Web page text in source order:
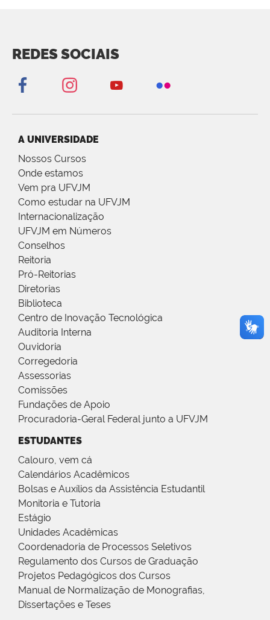
REDES SOCIAIS
A UNIVERSIDADE
Nossos Cursos
Onde estamos
Vem pra UFVJM
Como estudar na UFVJM
Internacionalização
UFVJM em Números
Conselhos
Reitoria
Pró-Reitorias
Diretorias
Biblioteca
Centro de Inovação Tecnológica
Auditoria Interna
Ouvidoria
Corregedoria
Assessorias
Comissões
Fundações de Apoio
Procuradoria-Geral Federal junto a UFVJM
ESTUDANTES
Calouro, vem cá
Calendários Acadêmicos
Bolsas e Auxílios da Assistência Estudantil
Monitoria e Tutoria
Estágio
Unidades Acadêmicas
Coordenadoria de Processos Seletivos
Regulamento dos Cursos de Graduação
Projetos Pedagógicos dos Cursos
Manual de Normalização de Monografias,
Dissertações e Teses